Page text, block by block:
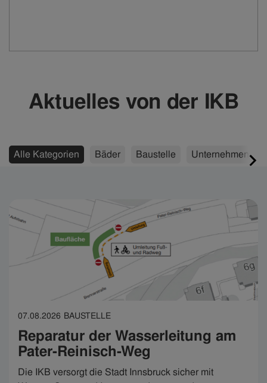
Aktuelles von der IKB
Alle Kategorien Bäder Baustelle Unternehmen
07.08.2026 BAUSTELLE
Reparatur der Wasserleitung am
Pater-Reinisch-Weg
Die IKB versorgt die Stadt Innsbruck sicher mit